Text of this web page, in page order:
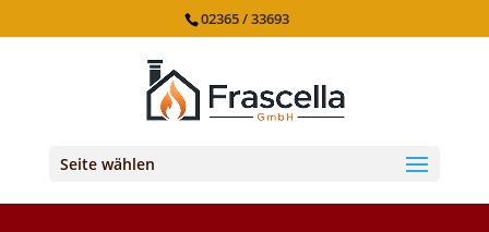
02365 / 33693
Seite wählen